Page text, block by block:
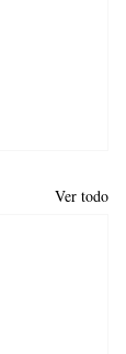
Ver todo